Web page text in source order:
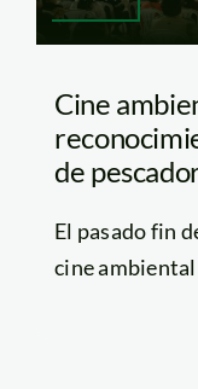
Cine
de
El pasado fin
cine ambiental